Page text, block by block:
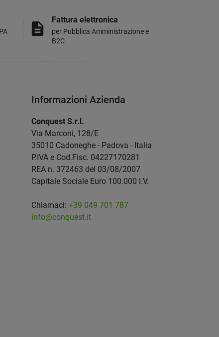
description
Fattura elettronica
per Pubblica Amministrazione e
B2C
Informazioni Azienda
Conquest S.r.l.
Via Marconi, 128/E
35010 Cadoneghe - Padova - Italia
P.IVA e Cod.Fisc. 04227170281
REA n. 372463 del 03/08/2007
Capitale Sociale Euro 100.000 I.V.
Chiamaci: +39 049 701 787
info@conquest.it